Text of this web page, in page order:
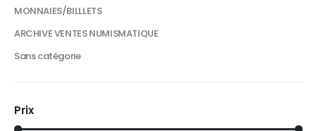
MONNAIES/BILLLETS
ARCHIVE VENTES NUMISMATIQUE
Sans catégorie
Prix